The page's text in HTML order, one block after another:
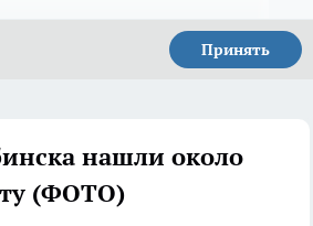
Принять
нашли около
(ФОТО)